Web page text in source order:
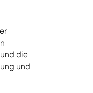
die
und